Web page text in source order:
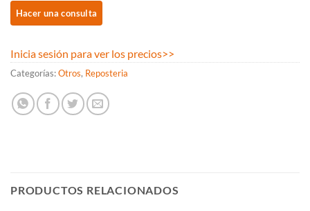
Inicia sesión para ver los precios>>
Categorías:Otros, Reposteria
PRODUCTOS RELACIONADOS